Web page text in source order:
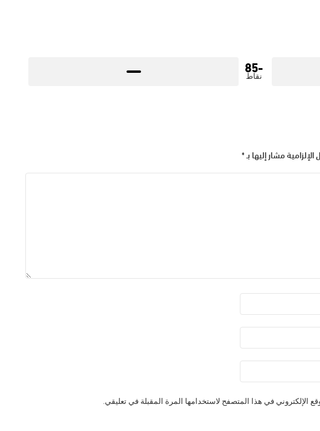
-85
نقاط
مشار إليها بـ *
الإلكتروني في هذا المتصفح لاستخدامها المرة المقبلة في تعليقي.